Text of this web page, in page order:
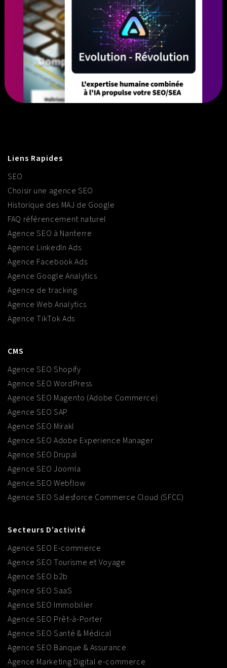
Liens Rapides
SEO
Choisir une agence SEO
Historique des MAJ de Google
FAQ référencement naturel
Agence SEO à Nanterre
Agence LinkedIn Ads
Agence Facebook Ads
Agence Google Analytics
Agence de tracking
Agence Web Analytics
Agence TikTok Ads
CMS
Agence SEO Shopify
Agence SEO WordPress
Agence SEO Magento (Adobe Commerce)
Agence SEO SAP
Agence SEO Mirakl
Agence SEO Adobe Experience Manager
Agence SEO Drupal
Agence SEO Joomla
Agence SEO Webflow
Agence SEO Salesforce Commerce Cloud (SFCC)
Secteurs D’activité
Agence SEO E-commerce
Agence SEO Tourisme et Voyage
Agence SEO b2b
Agence SEO SaaS
Agence SEO Immobilier
Agence SEO Prêt-à-Porter
Agence SEO Santé & Médical
Agence SEO Banque & Assurance
Agence Marketing Digital e-commerce